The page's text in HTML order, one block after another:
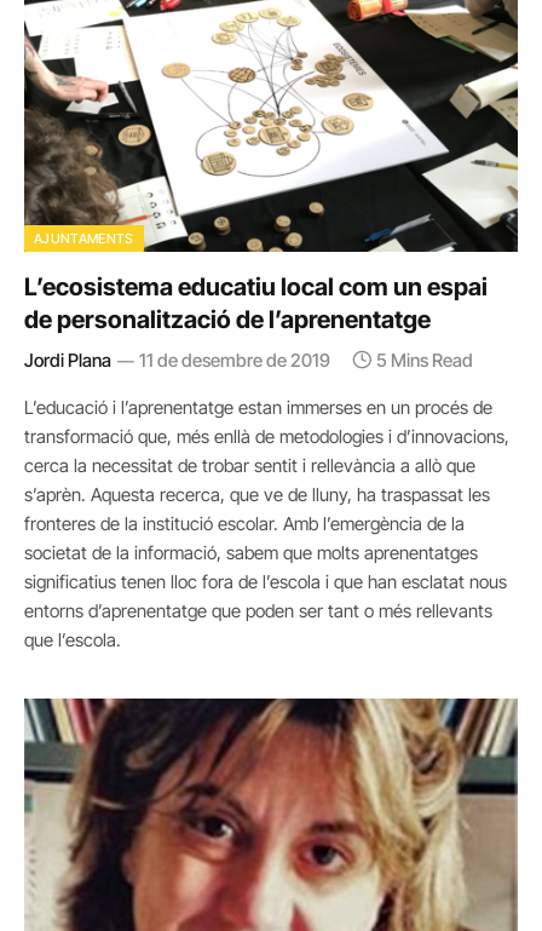
AJUNTAMENTS
L’ecosistema educatiu local com un espai
de personalització de l’aprenentatge
Jordi Plana 11 de desembre de 2019 5 Mins Read
L’educació i l’aprenentatge estan immerses en un procés de
transformació que, més enllà de metodologies i d’innovacions,
cerca la necessitat de trobar sentit i rellevància a allò que
s’aprèn. Aquesta recerca, que ve de lluny, ha traspassat les
fronteres de la institució escolar. Amb l’emergència de la
societat de la informació, sabem que molts aprenentatges
significatius tenen lloc fora de l’escola i que han esclatat nous
entorns d’aprenentatge que poden ser tant o més rellevants
que l’escola.